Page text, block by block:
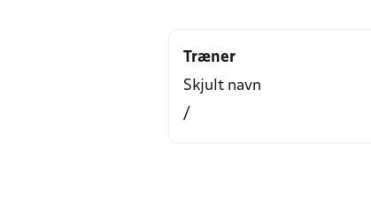
Træner
Skjult navn
/